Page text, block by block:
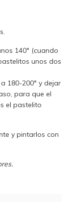
140° (cuando
unos dos
180-200° y dejar
para que el
el pastelito
y pintarlos con